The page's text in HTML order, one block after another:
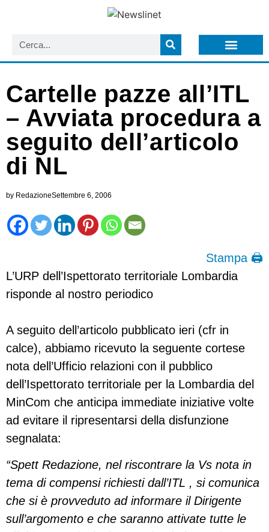
Cartelle pazze all’ITL
– Avviata procedura a
seguito dell’articolo
di NL
by RedazioneSettembre 6, 2006
Stampa 🖨
L’URP dell’Ispettorato territoriale Lombardia
risponde al nostro periodico
A seguito dell’articolo pubblicato ieri (cfr in
calce), abbiamo ricevuto la seguente cortese
nota dell’Ufficio relazioni con il pubblico
dell’Ispettorato territoriale per la Lombardia del
MinCom che anticipa immediate iniziative volte
ad evitare il ripresentarsi della disfunzione
segnalata:
“Spett Redazione, nel riscontrare la Vs nota in
tema di compensi richiesti dall’ITL , si comunica
che si è provveduto ad informare il Dirigente
sull’argomento e che saranno attivate tutte le